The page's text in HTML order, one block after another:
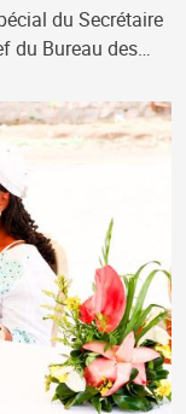
du Secrétaire
du Bureau des…